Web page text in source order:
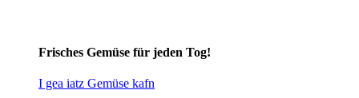
Frisches Gemüse für jeden Tog!
I gea iatz Gemüse kafn